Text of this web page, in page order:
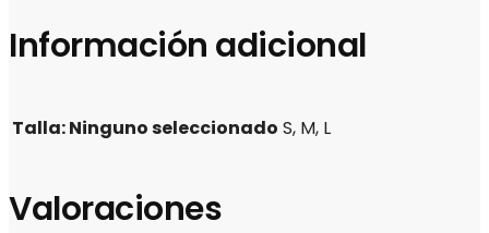
Información adicional
Talla:Ninguno seleccionado S, M, L
Valoraciones